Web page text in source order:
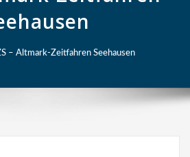
– Altmark-Zeitfahren Seehausen